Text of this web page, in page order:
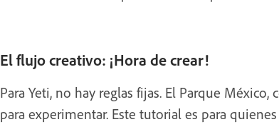
El flujo creativo: ¡Hora de crear!
Para Yeti, no hay reglas fijas. El Parque
para experimentar. Este tutorial es para